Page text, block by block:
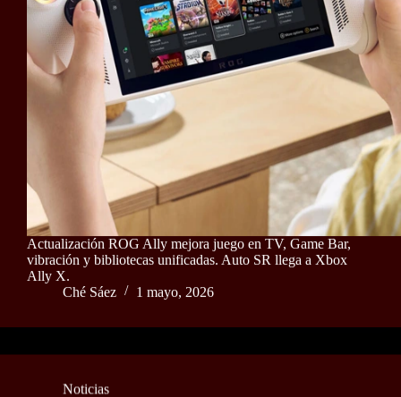
Actualización ROG Ally mejora juego en TV, Game Bar,
vibración y bibliotecas unificadas. Auto SR llega a Xbox
Ally X.
Ché Sáez
1 mayo, 2026
Noticias